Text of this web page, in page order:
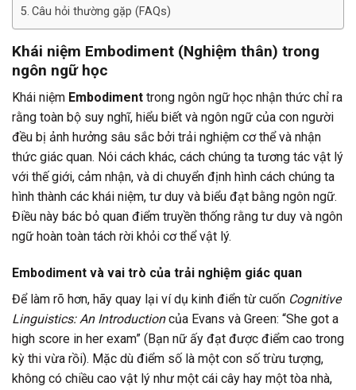
Câu hỏi thường gặp (FAQs)
Khái niệm Embodiment (Nghiệm thân) trong
ngôn ngữ học
Khái niệm Embodiment trong ngôn ngữ học nhận thức chỉ ra
rằng toàn bộ suy nghĩ, hiểu biết và ngôn ngữ của con người
đều bị ảnh hưởng sâu sắc bởi trải nghiệm cơ thể và nhận
thức giác quan. Nói cách khác, cách chúng ta tương tác vật lý
với thế giới, cảm nhận, và di chuyển định hình cách chúng ta
hình thành các khái niệm, tư duy và biểu đạt bằng ngôn ngữ.
Điều này bác bỏ quan điểm truyền thống rằng tư duy và ngôn
ngữ hoàn toàn tách rời khỏi cơ thể vật lý.
Embodiment và vai trò của trải nghiệm giác quan
Để làm rõ hơn, hãy quay lại ví dụ kinh điển từ cuốn Cognitive
Linguistics: An Introductioncủa Evans và Green: “She got a
high score in her exam” (Bạn nữ ấy đạt được điểm cao trong
kỳ thi vừa rồi). Mặc dù điểm số là một con số trừu tượng,
không có chiều cao vật lý như một cái cây hay một tòa nhà,